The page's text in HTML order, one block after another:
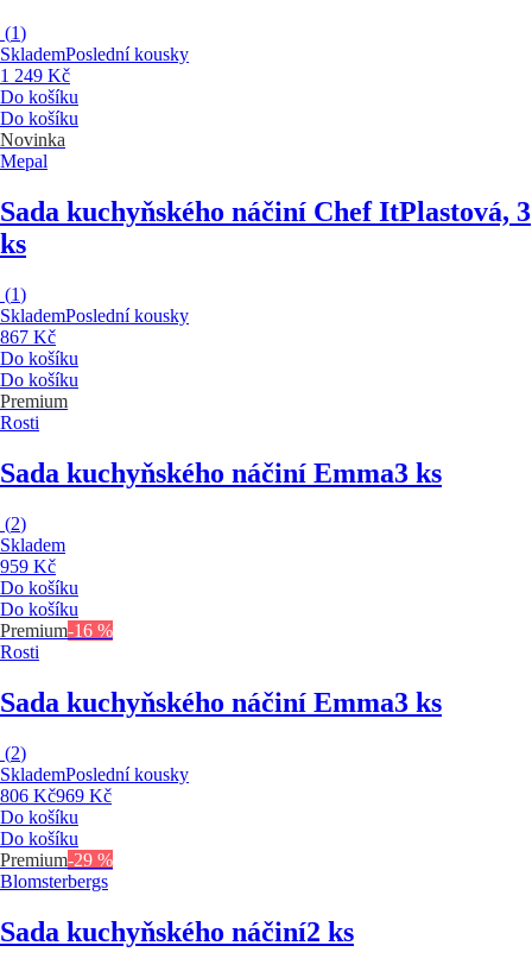
(1)
SklademPoslední kousky
1 249 Kč
Do košíku
Do košíku
Novinka
Mepal
Sada kuchyňského náčiní Chef ItPlastová, 3
ks
(1)
SklademPoslední kousky
867 Kč
Do košíku
Do košíku
Premium
Rosti
Sada kuchyňského náčiní Emma3 ks
(2)
Skladem
959 Kč
Do košíku
Do košíku
Premium-16 %
Rosti
Sada kuchyňského náčiní Emma3 ks
(2)
SklademPoslední kousky
806 Kč969 Kč
Do košíku
Do košíku
Premium-29 %
Blomsterbergs
Sada kuchyňského náčiní2 ks